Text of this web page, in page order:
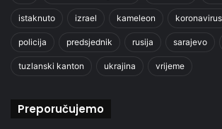
istaknuto izrael kameleon koronavirus
policija predsjednik rusija sarajevo
tuzlanski kanton ukrajina vrijeme
Preporučujemo